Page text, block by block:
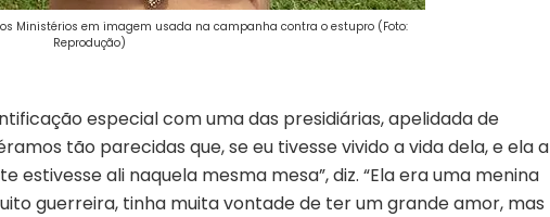
Ministérios em imagem usada na campanha contra o estupro (Foto:
Reprodução)
especial com uma das presidiárias, apelidada de
tão parecidas que, se eu tivesse vivido a vida dela, e ela a
estivesse ali naquela mesma mesa”, diz. “Ela era uma menina
guerreira, tinha muita vontade de ter um grande amor, mas